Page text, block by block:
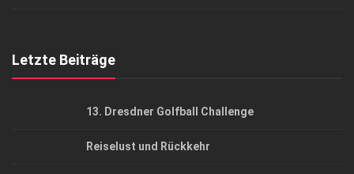
Letzte Beiträge
13. Dresdner Golfball Challenge
Reiselust und Rückkehr